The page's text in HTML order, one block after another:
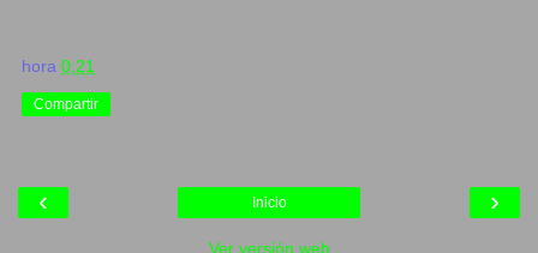
hora 0:21
Compartir
‹ ›
Inicio
Ver versión web